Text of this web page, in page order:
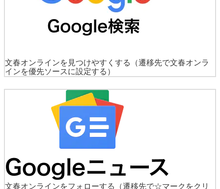
文春オンラインを見つけやすくする
（遷移先で文春オンラ
インを優先ソースに設定する）
文春オンラインをフォローする
（遷移先で☆マークをクリ